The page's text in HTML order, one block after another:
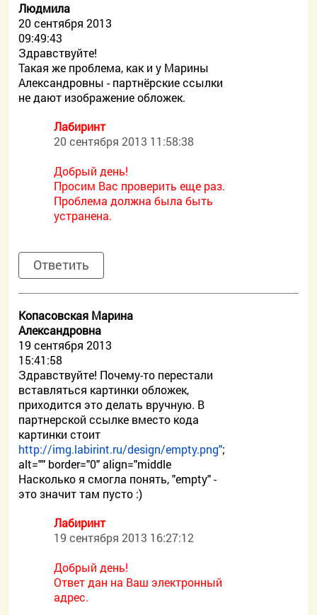
Людмила
20 сентября 2013
09:49:43
Здравствуйте!
Такая же проблема, как и у Марины
Александровны - партнёрские ссылки
не дают изображение обложек.
Лабиринт
20 сентября 2013 11:58:38
Добрый день!
Просим Вас проверить еще раз.
Проблема должна была быть
устранена.
Ответить
Копасовская Марина
Александровна
19 сентября 2013
15:41:58
Здравствуйте! Почему-то перестали
вставляться картинки обложек,
приходится это делать вручную. В
партнерской ссылке вместо кода
картинки стоит
http://img.labirint.ru/design/empty.png";
alt="" border="0" align="middle
Насколько я смогла понять, "empty" -
это значит там пусто :)
Лабиринт
19 сентября 2013 16:27:12
Добрый день!
Ответ дан на Ваш электронный
адрес.